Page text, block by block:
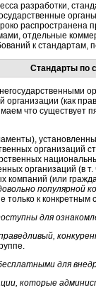
разработки,
распространена
отдельные
к стандартам,
Стандарты по
организации (как
что существует
организаций
организаций (в т.
компаний (или
популярной
только к
для
для
которые